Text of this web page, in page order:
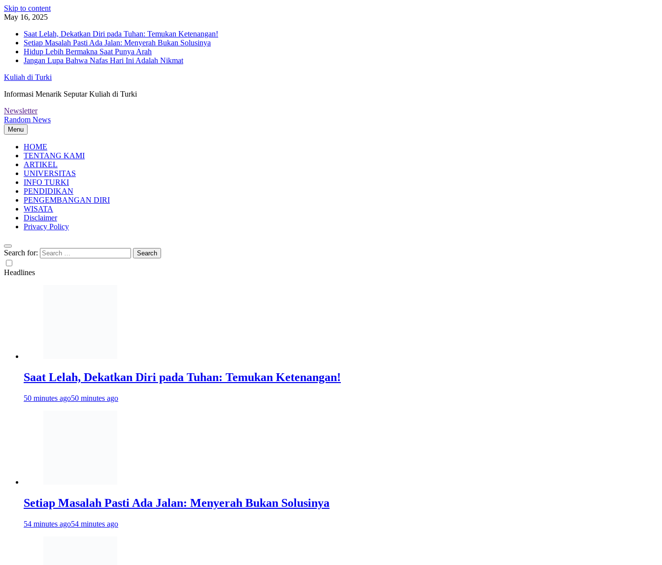
Skip to content
May 16, 2025
Saat Lelah, Dekatkan Diri pada Tuhan: Temukan Ketenangan!
Setiap Masalah Pasti Ada Jalan: Menyerah Bukan Solusinya
Hidup Lebih Bermakna Saat Punya Arah
Jangan Lupa Bahwa Nafas Hari Ini Adalah Nikmat
Kuliah di Turki
Informasi Menarik Seputar Kuliah di Turki
Newsletter
Random News
Menu
HOME
TENTANG KAMI
ARTIKEL
UNIVERSITAS
INFO TURKI
PENDIDIKAN
PENGEMBANGAN DIRI
WISATA
Disclaimer
Privacy Policy
Search for:
Headlines
Saat Lelah, Dekatkan Diri pada Tuhan: Temukan Ketenangan!
50 minutes ago50 minutes ago
Setiap Masalah Pasti Ada Jalan: Menyerah Bukan Solusinya
54 minutes ago54 minutes ago